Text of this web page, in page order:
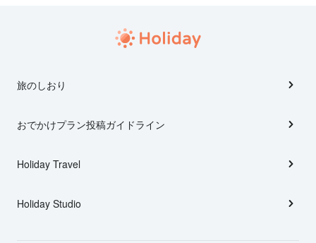
旅のしおり
おでかけプラン投稿ガイドライン
Holiday Travel
Holiday Studio